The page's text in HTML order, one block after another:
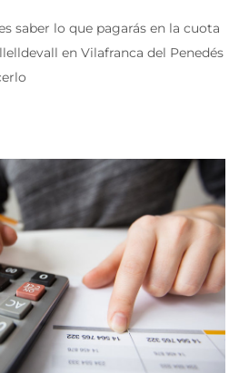
saber lo que pagarás en la cuota
en Vilafranca del Penedés